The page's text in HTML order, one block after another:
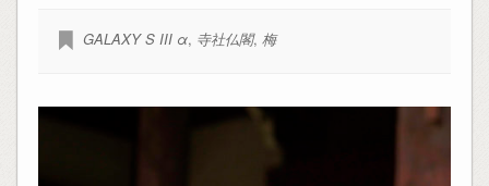
GALAXY S III α, 寺社仏閣, 梅